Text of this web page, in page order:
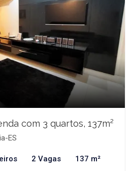
com 3 quartos, 137m²
ES
2 Vagas 137 m²